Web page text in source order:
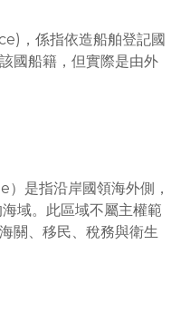
，係指依造船舶登記國
國船籍，但實際是由外
是指沿岸國領海外側，
域。此區域不屬主權範
關、移民、稅務與衛生